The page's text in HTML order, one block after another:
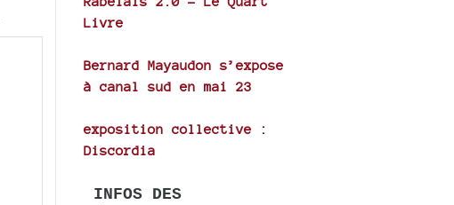
Livre
Bernard Mayaudon s’expose
à canal sud en mai 23
exposition collective :
Discordia
INFOS DES